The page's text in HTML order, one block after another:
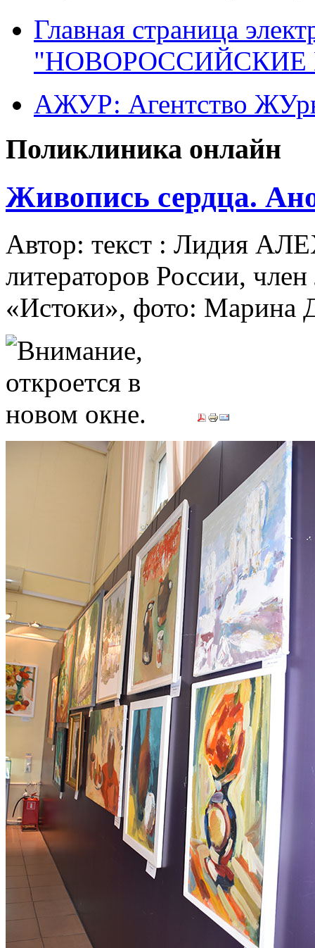
Главная страница
"НОВОРОССИЙСКИЕ
АЖУР: Агентство
Поликлиника онлайн
Живопись сердца.
Автор: текст : Лидия
литераторов России,
«Истоки», фото: